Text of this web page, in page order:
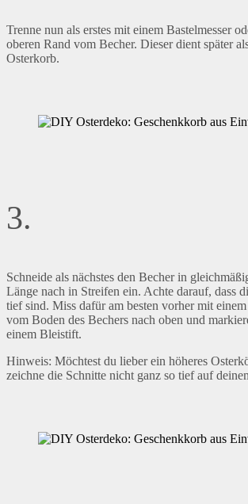
Trenne nun als erstes mit einem Bastelmesser
oberen Rand vom Becher. Dieser dient später
Osterkorb.
3.
Schneide als nächstes den Becher in
Länge nach in Streifen ein. Achte darauf, dass
tief sind. Miss dafür am besten vorher mit
vom Boden des Bechers nach oben und
einem Bleistift.
Hinweis: Möchtest du lieber ein höheres
zeichne die Schnitte nicht ganz so tief auf